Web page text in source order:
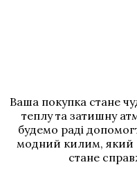
Ваша покупка стане
теплу та затишну
будемо раді
модний килим, який
стане